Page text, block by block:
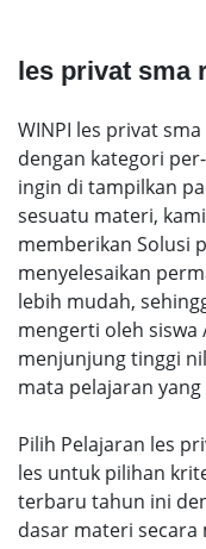
les privat sma
WINPI les privat
dengan kategori
ingin di tampilkan
sesuatu materi,
memberikan Solusi
menyelesaikan
lebih mudah,
mengerti oleh siswa
menjunjung tinggi
mata pelajaran
Pilih Pelajaran les
les untuk pilihan
terbaru tahun ini
dasar materi secara